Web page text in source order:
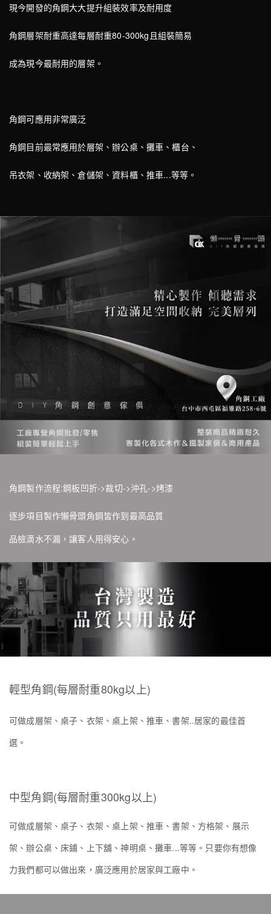
現今開發的角鋼大大提升組裝效率及耐用度
角鋼層架耐重高達每層耐重80-300kg且組裝簡易
成為現今最耐用的層架。
角鋼可應用非常廣泛
角鋼目前最常應用於層架、辦公桌、攤車、櫃台、
吊衣架、收納架、倉儲架、資料櫃、推車...等等。
角鋼製作流程:鋼板凹折->裁切->沖孔->烤漆
逐步項目製作懶骨頭角鋼皆作到最高品質
品檢滴水不漏，讓客人用得安心。
輕型角鋼(每層耐重80kg以上)
可做成層架、桌子、衣架、桌上架、推車、書架..居家的最佳首
選。
中型角鋼(每層耐重300kg以上)
可做成層架、桌子、衣架、桌上架、推車、書架、方格架、展示
架、辦公桌、床鋪、上下舖、神明桌、攤車...等等。只要你有想像
力我們都可以做出來，廣泛應用於居家與工廠中。